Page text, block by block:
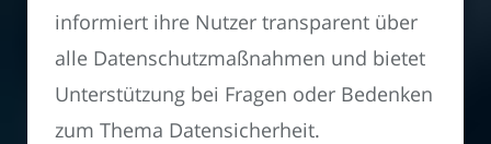
informiert ihre Nutzer transparent über
alle Datenschutzmaßnahmen und bietet
Unterstützung bei Fragen oder Bedenken
zum Thema Datensicherheit.